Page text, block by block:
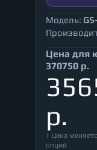
Модель:
Цена для
370750 р.
р.
↕ Цена
опций